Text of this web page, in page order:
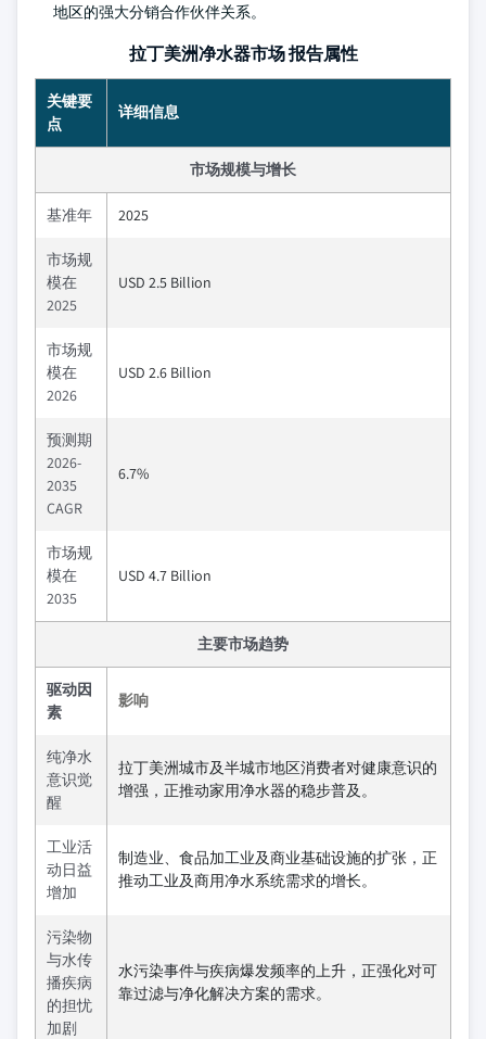
地区的强大分销合作伙伴关系。
拉丁美洲净水器市场 报告属性
关键要
点
详细信息
市场规模与增长
基准年 2025
市场规
模在
2025
USD 2.5 Billion
市场规
模在
2026
USD 2.6 Billion
预测期
2026-
2035
CAGR
6.7%
市场规
模在
2035
USD 4.7 Billion
主要市场趋势
驱动因
素
影响
纯净水
意识觉
醒
拉丁美洲城市及半城市地区消费者对健康意识的
增强，正推动家用净水器的稳步普及。
工业活
动日益
增加
制造业、食品加工业及商业基础设施的扩张，正
推动工业及商用净水系统需求的增长。
污染物
与水传
播疾病
的担忧
加剧
水污染事件与疾病爆发频率的上升，正强化对可
靠过滤与净化解决方案的需求。